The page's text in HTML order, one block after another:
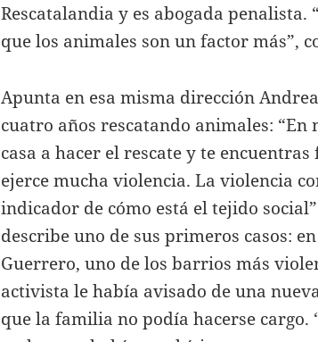
Rescatalandia y es abogada
que los animales son un factor más”,
Apunta en esa misma dirección
cuatro años rescatando animales: “En
casa a hacer el rescate y te
ejerce mucha violencia. La violencia
indicador de cómo está el tejido
describe uno de sus primeros casos:
Guerrero, uno de los barrios más
activista le había avisado de una
que la familia no podía hacerse cargo.